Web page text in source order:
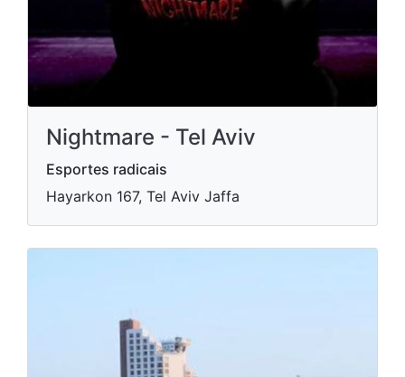
Nightmare - Tel Aviv
Esportes radicais
Hayarkon 167, Tel Aviv Jaffa